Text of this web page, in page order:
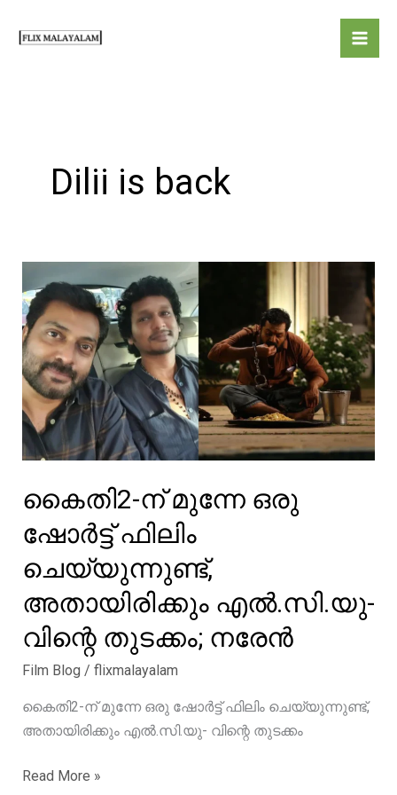
Dilii is back
കൈതി2-ന് മുന്നേ ഒരു
ഷോർട്ട് ഫിലിം
ചെയ്യുന്നുണ്ട്,
അതായിരിക്കും എൽ.സി.യു-
വിന്റെ തുടക്കം; നരേൻ
Film Blog / flixmalayalam
കൈതി2-ന് മുന്നേ ഒരു ഷോർട്ട് ഫിലിം ചെയ്യുന്നുണ്ട്,
അതായിരിക്കും എൽ.സി.യു- വിന്റെ തുടക്കം
കൈതി2-
Read More »